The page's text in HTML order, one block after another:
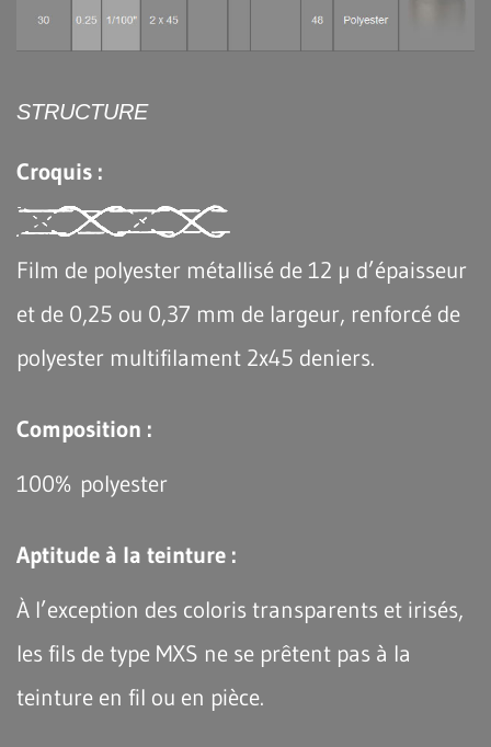
STRUCTURE
Croquis :
Film de polyester métallisé de 12 µ d’épaisseur
et de 0,25 ou 0,37 mm de largeur, renforcé de
polyester multifilament 2x45 deniers.
Composition :
100% polyester
Aptitude à la teinture :
À l’exception des coloris transparents et irisés,
les fils de type MXS ne se prêtent pas à la
teinture en fil ou en pièce.